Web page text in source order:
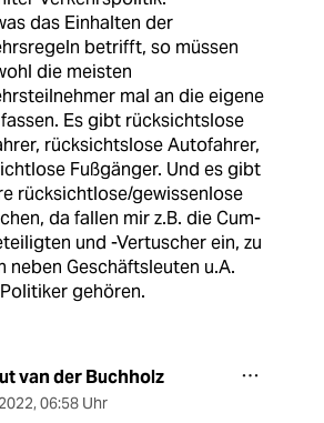
das Einhalten der
betrifft, so müssen
die meisten
mal an die eigene
Es gibt rücksichtslose
rücksichtslose Autofahrer,
Fußgänger. Und es gibt
rücksichtlose/gewissenlose
da fallen mir z.B. die Cum-
und -Vertuscher ein, zu
neben Geschäftsleuten u.A.
gehören.
van der Buchholz
, 06:58 Uhr